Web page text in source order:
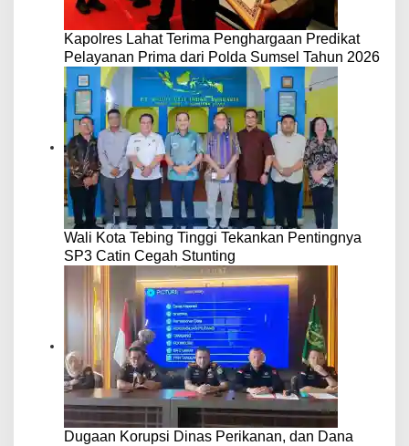
Kapolres Lahat Terima Penghargaan Predikat
Pelayanan Prima dari Polda Sumsel Tahun 2026
Wali Kota Tebing Tinggi Tekankan Pentingnya
SP3 Catin Cegah Stunting
Dugaan Korupsi Dinas Perikanan, dan Dana